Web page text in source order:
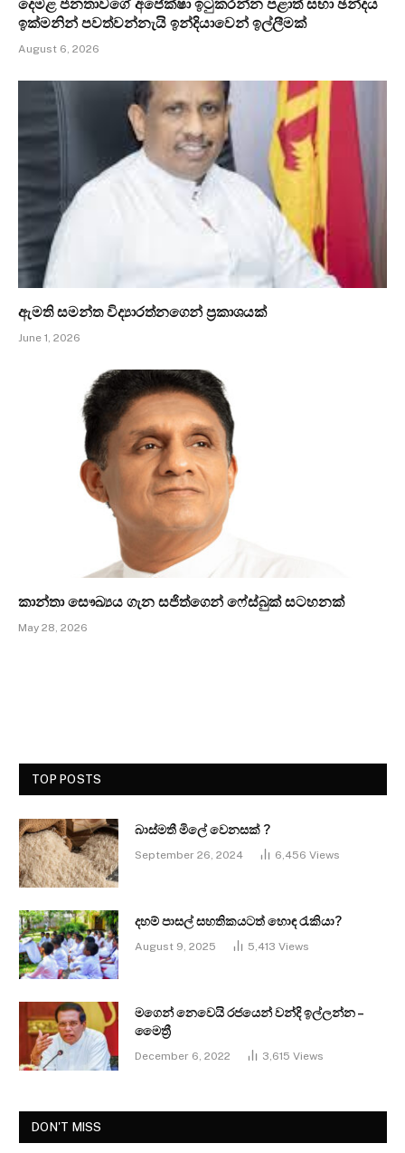
දෙමළ ජනතාවගේ අපේක්ෂා ඉටුකරන්න පළාත් සභා ඡන්දය
ඉක්මනින් පවත්වන්නැයි ඉන්දියාවෙන් ඉල්ලීමක්
August 6, 2026
ඇමති සමන්ත විද්‍යාරත්නගෙන් ප්‍රකාශයක්
June 1, 2026
කාන්තා සෞඛ්‍යය ගැන සජිත්ගෙන් ෆේස්බුක් සටහනක්
May 28, 2026
TOP POSTS
බාස්මතී මිලේ වෙනසක් ?
September 26, 2024 6,456 Views
දහම් පාසල් සහතිකයටත් හොඳ රැකියා?
August 9, 2025 5,413 Views
මගෙන් නෙවෙයි රජයෙන් වන්දි ඉල්ලන්න –
මෛත්‍රී
December 6, 2022 3,615 Views
DON'T MISS